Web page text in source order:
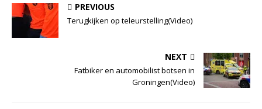
PREVIOUS
Terugkijken op teleurstelling(Video)
NEXT
Fatbiker en automobilist botsen in
Groningen(Video)